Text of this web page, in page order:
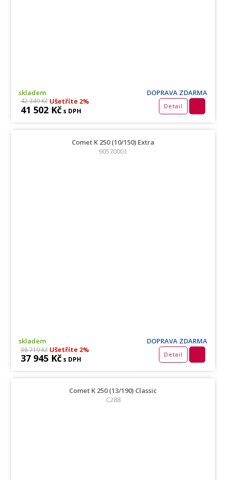
skladem DOPRAVA ZDARMA
42 349 KčUšetříte 2%
41 502 Kč s DPH
Detail
Comet K 250 (10/150) Extra
90570001
skladem DOPRAVA ZDARMA
38 719 KčUšetříte 2%
37 945 Kč s DPH
Detail
Comet K 250 (13/190) Classic
C288